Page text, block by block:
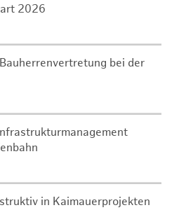
2026
bei der
in Kaimauerprojekten